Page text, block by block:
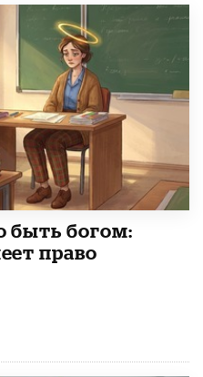
быть богом:
право